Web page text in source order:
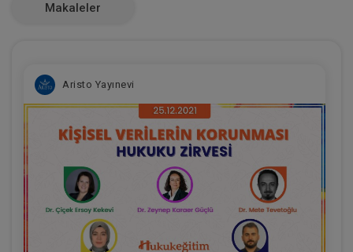
Makaleler
Aristo Yayınevi